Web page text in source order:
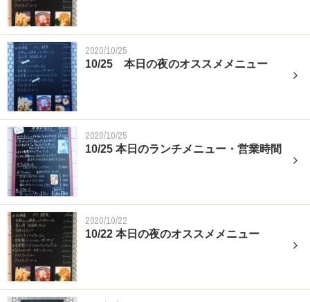
2020/10/25
10/25 本日の夜のオススメメニュー
2020/10/25
10/25 本日のランチメニュー・営業時間
2020/10/22
10/22 本日の夜のオススメメニュー